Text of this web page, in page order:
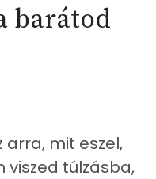
barátod
arra, mit eszel,
túlzásba,